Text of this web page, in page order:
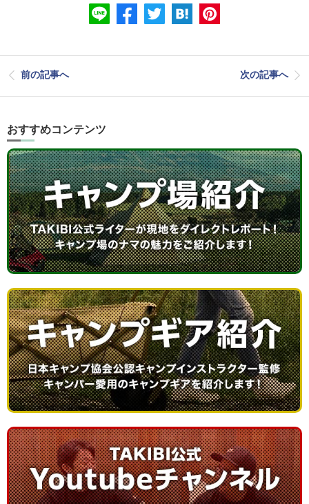
前の記事へ 次の記事へ
おすすめコンテンツ